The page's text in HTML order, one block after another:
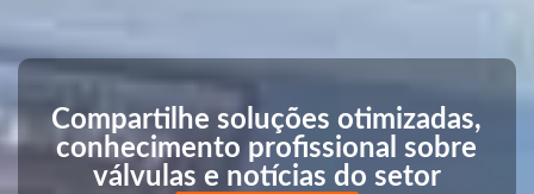
Compartilhe soluções otimizadas,
conhecimento profissional sobre
válvulas e notícias do setor